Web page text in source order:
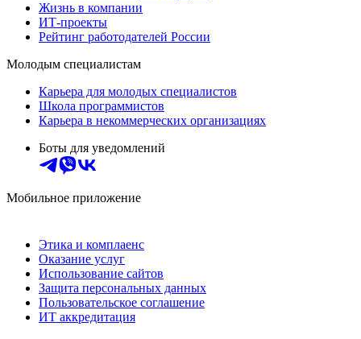
Жизнь в компании
ИТ-проекты
Рейтинг работодателей России
Молодым специалистам
Карьера для молодых специалистов
Школа программистов
Карьера в некоммерческих организациях
Боты для уведомлений
Мобильное приложение
Этика и комплаенс
Оказание услуг
Использование сайтов
Защита персональных данных
Пользовательское соглашение
ИТ аккредитация